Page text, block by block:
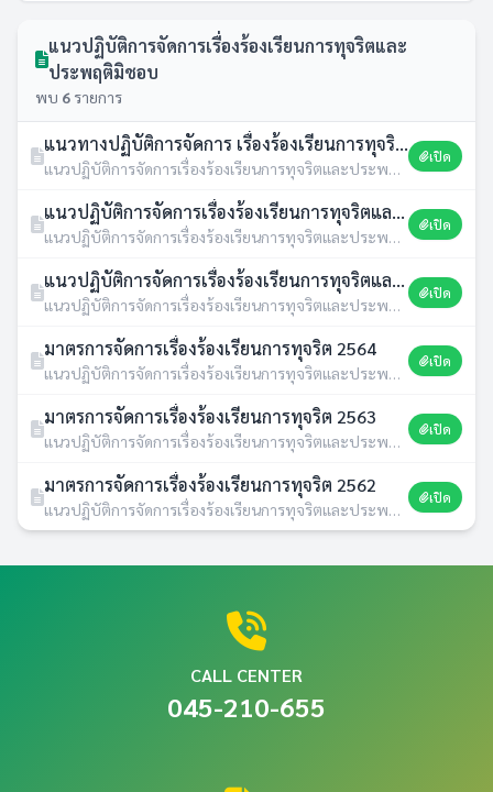
แนวปฏิบัติการจัดการเรื่องร้องเรียนการทุจริตและ
ประพฤติมิชอบ
พบ 6 รายการ
แนวทางปฏิบัติการจัดการ เรื่องร้องเรียนการทุจริตและประพฤติมิชอบ ขององค์การบริหารส่วนตำบลโนนโหนน
แนวปฏิบัติการจัดการเรื่องร้องเรียนการทุจริตและประพฤติมิชอบ · 19 พ.ค. 2569 · 3 ดาวน์โหลด
เปิด
แนวปฏิบัติการจัดการเรื่องร้องเรียนการทุจริตและประพฤติมิชอบ
แนวปฏิบัติการจัดการเรื่องร้องเรียนการทุจริตและประพฤติมิชอบ · 19 ก.พ. 2568 · 144 ดาวน์โหลด
เปิด
แนวปฏิบัติการจัดการเรื่องร้องเรียนการทุจริตและประพฤติมิชอบ
แนวปฏิบัติการจัดการเรื่องร้องเรียนการทุจริตและประพฤติมิชอบ · 01 เม.ย. 2567 · 236 ดาวน์โหลด
เปิด
มาตรการจัดการเรื่องร้องเรียนการทุจริต 2564
แนวปฏิบัติการจัดการเรื่องร้องเรียนการทุจริตและประพฤติมิชอบ · 22 ม.ค. 2564 · 389 ดาวน์โหลด
เปิด
มาตรการจัดการเรื่องร้องเรียนการทุจริต 2563
แนวปฏิบัติการจัดการเรื่องร้องเรียนการทุจริตและประพฤติมิชอบ · 08 ก.ย. 2563 · 450 ดาวน์โหลด
เปิด
มาตรการจัดการเรื่องร้องเรียนการทุจริต 2562
แนวปฏิบัติการจัดการเรื่องร้องเรียนการทุจริตและประพฤติมิชอบ · 21 ส.ค. 2563 · 497 ดาวน์โหลด
เปิด
CALL CENTER
045-210-655